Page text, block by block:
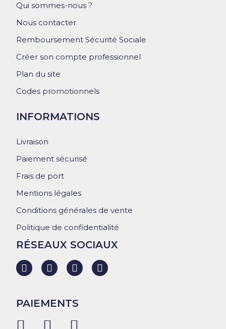
Qui sommes-nous ?
Nous contacter
Remboursement Sécurité Sociale
Créer son compte professionnel
Plan du site
Codes promotionnels
INFORMATIONS
Livraison
Paiement sécurisé
Frais de port
Mentions légales
Conditions générales de vente
Politique de confidentialité
RÉSEAUX SOCIAUX
PAIEMENTS